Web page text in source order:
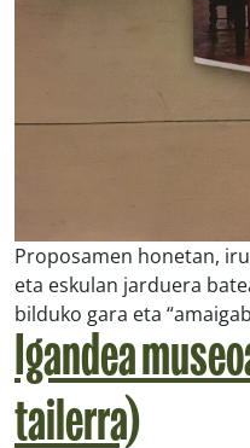
Proposamen honetan,
eta eskulan jarduera
bilduko gara eta
Igandea
tailerra)